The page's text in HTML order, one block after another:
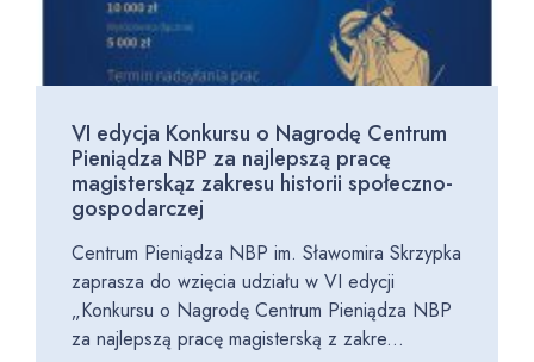
VI edycja Konkursu o Nagrodę Centrum
Pieniądza NBP za najlepszą pracę
magisterskąz zakresu historii społeczno-
gospodarczej
Centrum Pieniądza NBP im. Sławomira Skrzypka
zaprasza do wzięcia udziału w VI edycji
„Konkursu o Nagrodę Centrum Pieniądza NBP
za najlepszą pracę magisterską z zakre...